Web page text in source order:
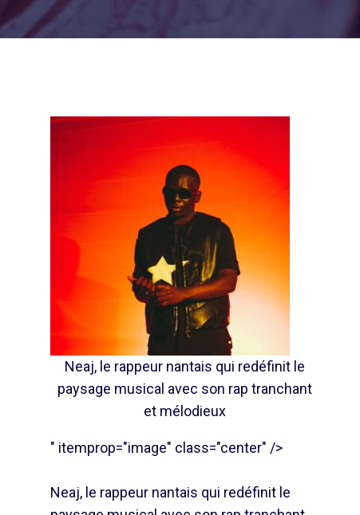
Neaj, le rappeur nantais qui redéfinit le
paysage musical avec son rap tranchant
et mélodieux
" itemprop="image" class="center" />
Neaj, le rappeur nantais qui redéfinit le